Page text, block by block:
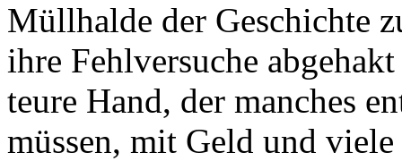
Müllhalde der Geschichte
ihre Fehlversuche
teure Hand, der manches
müssen, mit Geld und